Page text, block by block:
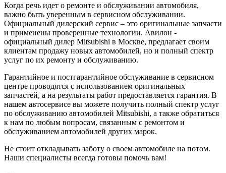
Когда речь идет о ремонте и обслуживании автомобиля,
важно быть уверенным в сервисном обслуживании.
Официальный дилерский сервис – это оригинальные запчасти
и применены проверенные технологии. Авилон -
официальный дилер Mitsubishi в Москве, предлагает своим
клиентам продажу новых автомобилей, но и полный спектр
услуг по их ремонту и обслуживанию.
Гарантийное и постгарантийное обслуживание в сервисном
центре проводятся с использованием оригинальных
запчастей, а на результаты работ предоставляется гарантия. В
нашем автосервисе вы можете получить полный спектр услуг
по обслуживанию автомобилей Mitsubishi, а также обратиться
к нам по любым вопросам, связанным с ремонтом и
обслуживанием автомобилей других марок.
Не стоит откладывать заботу о своем автомобиле на потом.
Наши специалисты всегда готовы помочь вам!